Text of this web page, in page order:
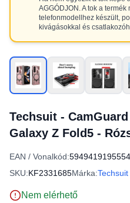
AGGÓDJON. A tok a
telefonmodellhez készült,
kivágásokkal és
Techsuit -
Galaxy Z Fold5 -
EAN / Vonalkód:5949419195554
SKU:KF2331685Márka:Techsuit
Nem elérhető